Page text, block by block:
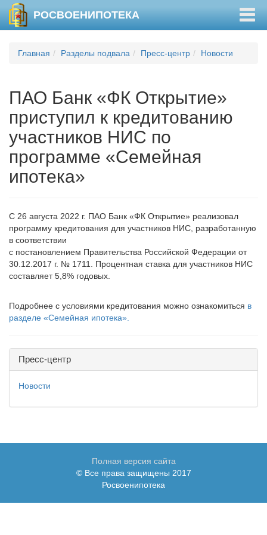
РОСВОЕНИПОТЕКА
Главная Разделы подвала Пресс-центр Новости
ПАО Банк «ФК Открытие»
приступил к кредитованию
участников НИС по
программе «Семейная
ипотека»
С 26 августа 2022 г. ПАО Банк «ФК Открытие» реализовал
программу кредитования для участников НИС, разработанную
в соответствии
с постановлением Правительства Российской Федерации от
30.12.2017 г. № 1711. Процентная ставка для участников НИС
составляет 5,8% годовых.
Подробнее с условиями кредитования можно ознакомиться в
разделе «Семейная ипотека».
Пресс-центр
Новости
Полная версия сайта
© Все права защищены 2017
Росвоенипотека